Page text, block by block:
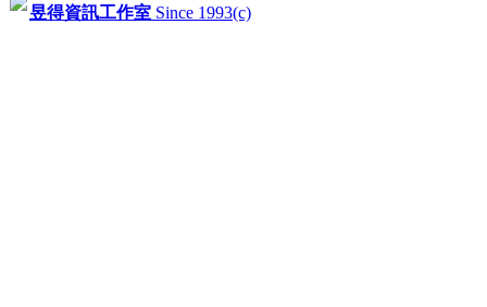
昱得資訊工作室 Since 1993(c)